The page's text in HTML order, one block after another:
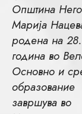
Општина
Марија
родена на
година во
Основно и
образование
завршува во